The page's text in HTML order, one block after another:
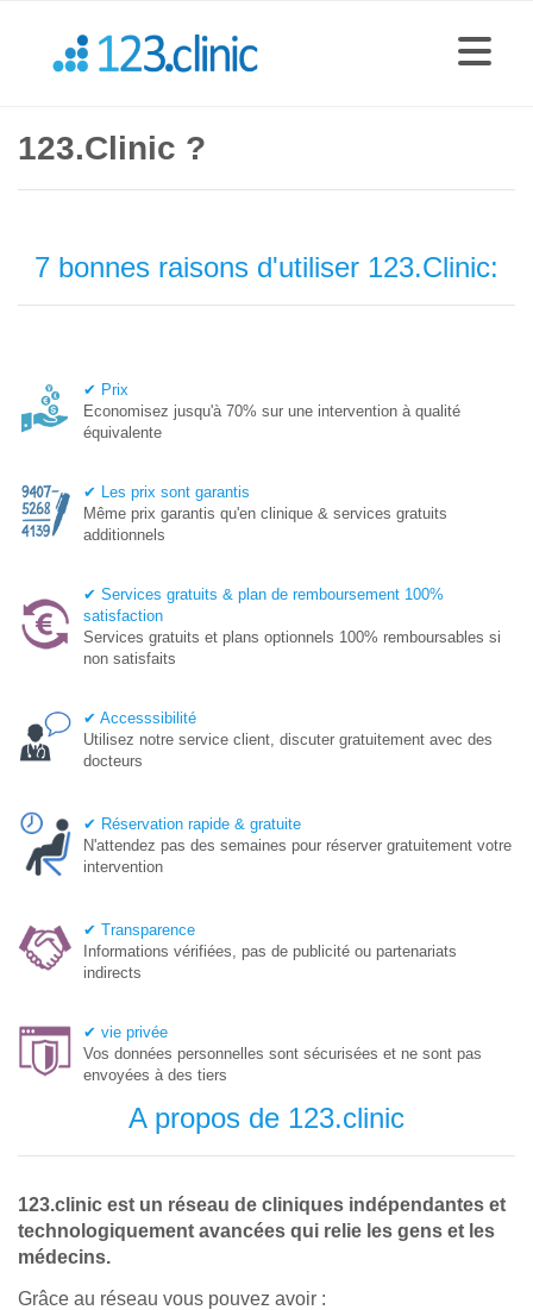
123.Clinic ?
7 bonnes raisons d'utiliser 123.Clinic:
✔ Prix
Economisez jusqu'à 70% sur une intervention à qualité
équivalente
✔ Les prix sont garantis
Même prix garantis qu'en clinique & services gratuits
additionnels
✔ Services gratuits & plan de remboursement 100%
satisfaction
Services gratuits et plans optionnels 100% remboursables si
non satisfaits
✔ Accesssibilité
Utilisez notre service client, discuter gratuitement avec des
docteurs
✔ Réservation rapide & gratuite
N'attendez pas des semaines pour réserver gratuitement votre
intervention
✔ Transparence
Informations vérifiées, pas de publicité ou partenariats
indirects
✔ vie privée
Vos données personnelles sont sécurisées et ne sont pas
envoyées à des tiers
A propos de 123.clinic
123.clinic est un réseau de cliniques indépendantes et
technologiquement avancées qui relie les gens et les
médecins.
Grâce au réseau vous pouvez avoir :